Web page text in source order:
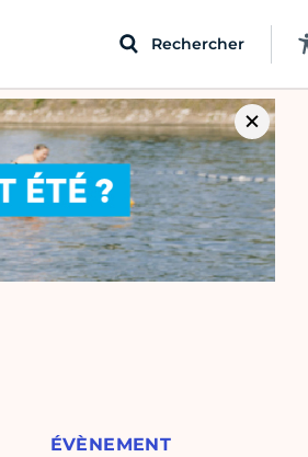
Rechercher
ÉVÈNEMENT